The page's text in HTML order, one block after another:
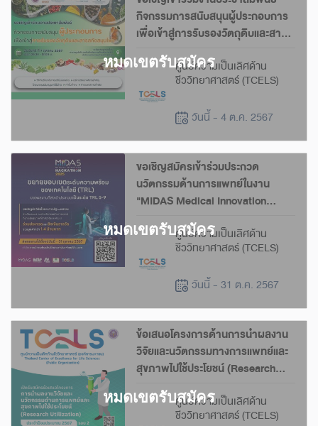
กิจกรรมการสนับสนุนผู้ประกอบการ
เพื่อเข้าสู่การรับรองวัตถุดิบและสาร
สกัดสมุนไพร
ศูนย์ความเป็นเลิศด้าน
ชีววิทยาศาสตร์ (TCELS)
วันนี้ - 4 ต.ค. 2567
ขอเชิญสมัครเข้าร่วมประกวด
นวัตกรรมด้านการแพทย์ในงาน
"MIDAS Medical Innovation
Hackathon 2025"
ศูนย์ความเป็นเลิศด้าน
ชีววิทยาศาสตร์ (TCELS)
วันนี้ - 31 ต.ค. 2567
ข้อเสนอโครงการด้านการนำผลงาน
วิจัยและนวัตกรรมทางการแพทย์และ
สุขภาพไปใช้ประโยชน์ (Research
Utilization) ปีงบประมาณ 2567
(รอบที่ 2)ศูนย์ความเป็นเลิศด้าน
ชีววิทยาศาสตร์ (TCELS)